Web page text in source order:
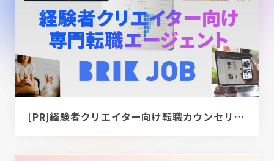
[PR]経験者クリエイター向け転職カウンセリング｜デザイナー / ディレクター / エンジニア